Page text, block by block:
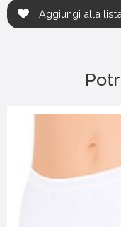
Aggiungi alla lista